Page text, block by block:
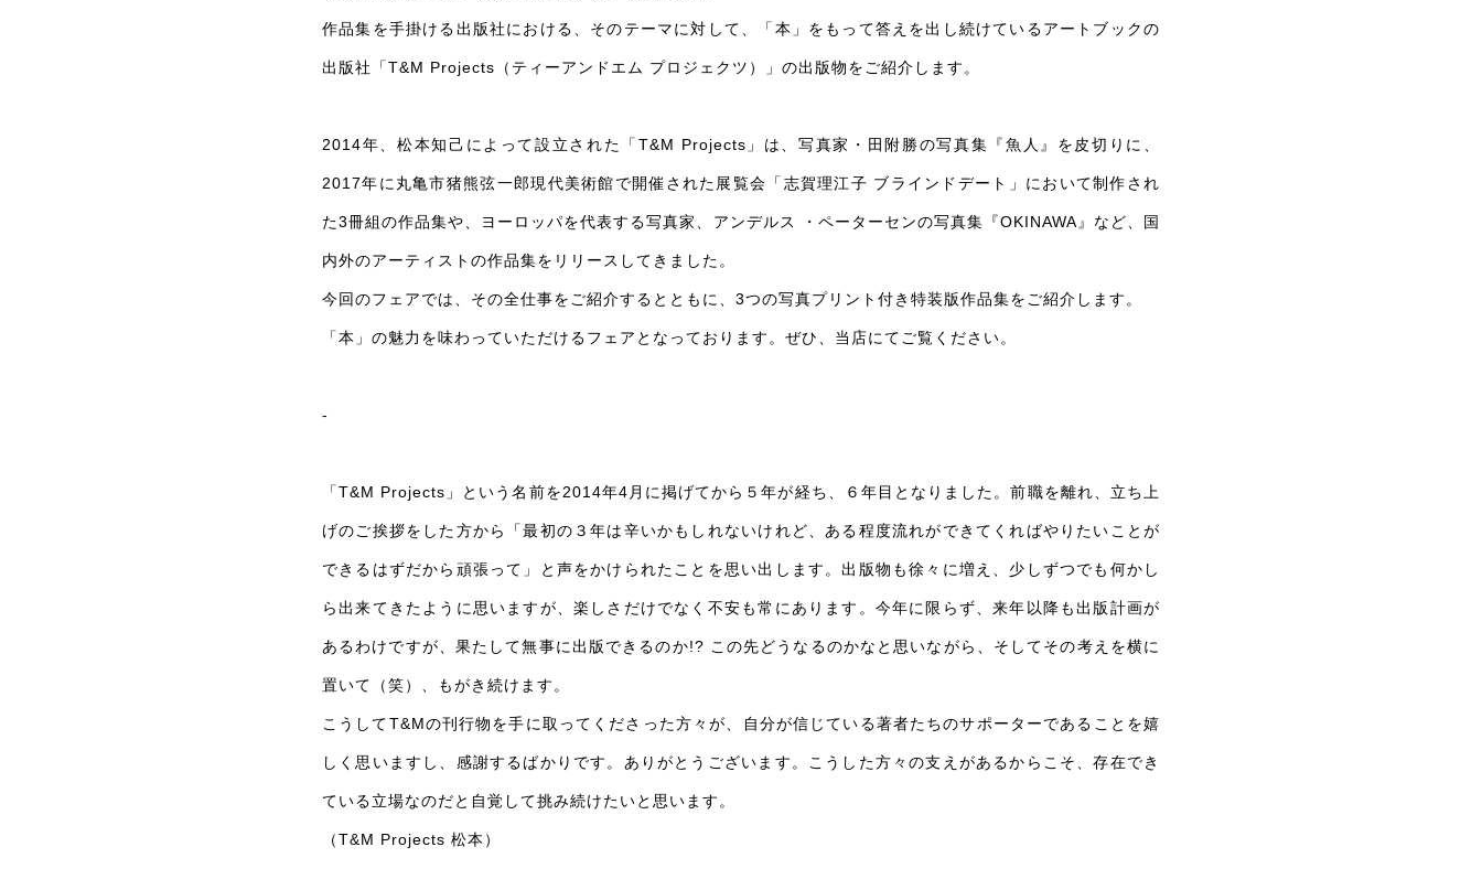
作品集を手掛ける出版社における、そのテーマに対して、「本」をもって答えを出し続けているアートブックの
出版社「T&M Projects（ティーアンドエム プロジェクツ）」の出版物をご紹介します。
2014年、松本知己によって設立された「T&M Projects」は、写真家・田附勝の写真集『魚人』を皮切りに、
2017年に丸亀市猪熊弦一郎現代美術館で開催された展覧会「志賀理江子 ブラインドデート」において制作され
た3冊組の作品集や、ヨーロッパを代表する写真家、アンデルス ・ペーターセンの写真集『OKINAWA』など、国
内外のアーティストの作品集をリリースしてきました。
今回のフェアでは、その全仕事をご紹介するとともに、3つの写真プリント付き特装版作品集をご紹介します。
「本」の魅力を味わっていただけるフェアとなっております。ぜひ、当店にてご覧ください。
-
「T&M Projects」という名前を2014年4月に掲げてから５年が経ち、６年目となりました。前職を離れ、立ち上
げのご挨拶をした方から「最初の３年は辛いかもしれないけれど、ある程度流れができてくればやりたいことが
できるはずだから頑張って」と声をかけられたことを思い出します。出版物も徐々に増え、少しずつでも何かし
ら出来てきたように思いますが、楽しさだけでなく不安も常にあります。今年に限らず、来年以降も出版計画が
あるわけですが、果たして無事に出版できるのか!? この先どうなるのかなと思いながら、そしてその考えを横に
置いて（笑）、もがき続けます。
こうしてT&Mの刊行物を手に取ってくださった方々が、自分が信じている著者たちのサポーターであることを嬉
しく思いますし、感謝するばかりです。ありがとうございます。こうした方々の支えがあるからこそ、存在でき
ている立場なのだと自覚して挑み続けたいと思います。
（T&M Projects 松本）